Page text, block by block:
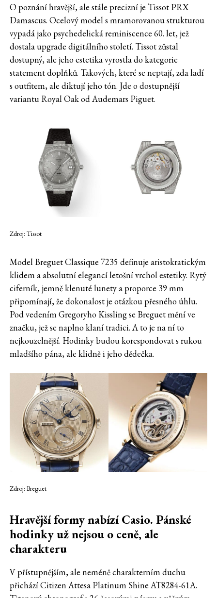
O poznání hravější, ale stále precizní je Tissot PRX
Damascus. Ocelový model s mramorovanou strukturou
vypadá jako psychedelická reminiscence 60. let, jež
dostala upgrade digitálního století. Tissot zůstal
dostupný, ale jeho estetika vyrostla do kategorie
statement doplňků. Takových, které se neptají, zda ladí
s outfitem, ale diktují jeho tón. Jde o dostupnější
variantu Royal Oak od Audemars Piguet.
Zdroj: Tissot
Model Breguet Classique 7235 definuje aristokratickým
klidem a absolutní elegancí letošní vrchol estetiky. Rytý
ciferník, jemně klenuté lunety a proporce 39 mm
připomínají, že dokonalost je otázkou přesného úhlu.
Pod vedením Gregoryho Kissling se Breguet mění ve
značku, jež se naplno klaní tradici. A to je na ní to
nejkouzelnější. Hodinky budou korespondovat s rukou
mladšího pána, ale klidně i jeho dědečka.
Zdroj: Breguet
Hravější formy nabízí Casio. Pánské
hodinky už nejsou o ceně, ale
charakteru
V přístupnějším, ale neméně charakterním duchu
přichází Citizen Attesa Platinum Shine AT8284-61A.